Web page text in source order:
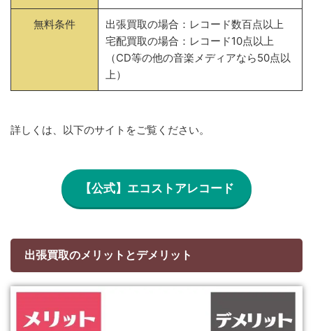
無料条件
出張買取の場合：レコード数百点以上
宅配買取の場合：レコード10点以上
（CD等の他の音楽メディアなら50点以
上）
詳しくは、以下のサイトをご覧ください。
【公式】エコストアレコード
出張買取のメリットとデメリット